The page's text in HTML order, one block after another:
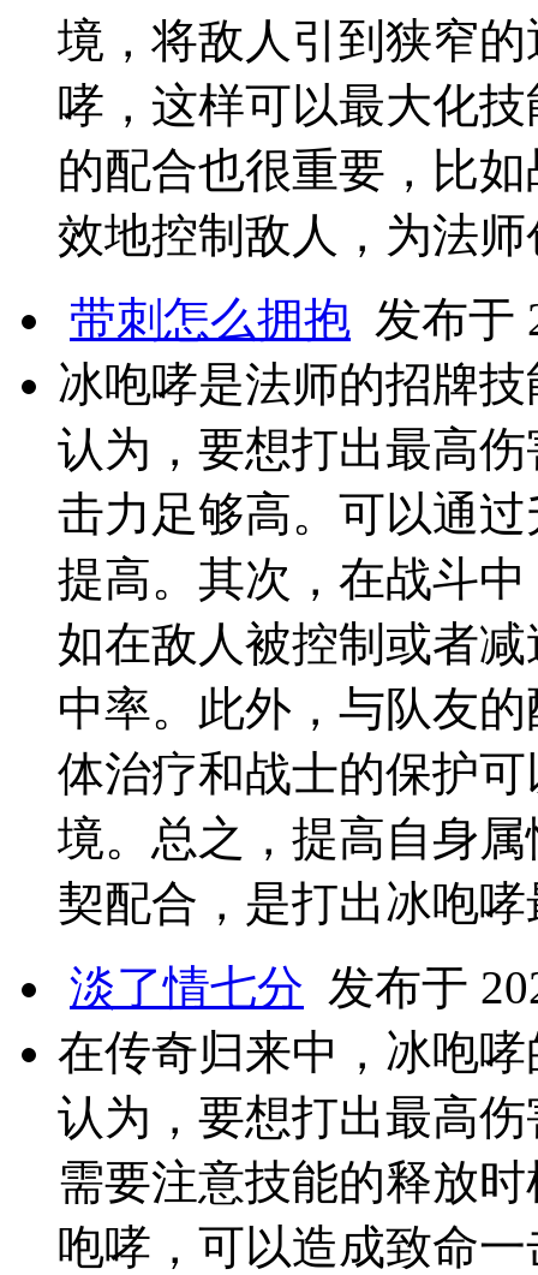
境，将敌人引到狭窄
哮，这样可以最大化
的配合也很重要，比
效地控制敌人，为法
带刺怎么拥抱 发布于
冰咆哮是法师的招牌
认为，要想打出最高
击力足够高。可以通
提高。其次，在战斗
如在敌人被控制或者
中率。此外，与队友
体治疗和战士的保护
境。总之，提高自身
契配合，是打出冰咆
淡了情七分 发布于
在传奇归来中，冰咆
认为，要想打出最高
需要注意技能的释放
咆哮，可以造成致命